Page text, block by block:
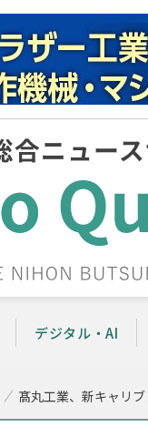
デジタル・AI
髙丸工業、新キャリ